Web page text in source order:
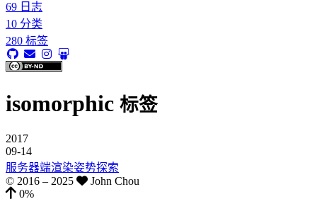
69 日志
10 分类
280 标签
isomorphic 标签
2017
09-14
服务器端渲染姿势探索
© 2016 – 2025
John Chou
0%